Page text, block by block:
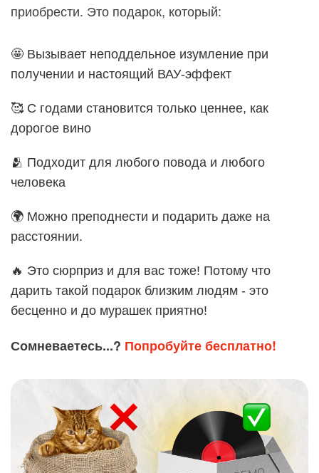
приобрести. Это подарок, который:
🤩 Вызывает неподдельное изумление при
получении и настоящий ВАУ-эффект
🥰 С годами становится только ценнее, как
дорогое вино
🫂 Подходит для любого повода и любого
человека
🌍 Можно преподнести и подарить даже на
расстоянии.
🔥 Это сюрприз и для вас тоже! Потому что
дарить такой подарок близким людям - это
бесценно и до мурашек приятно!
Сомневаетесь...? Попробуйте бесплатно!